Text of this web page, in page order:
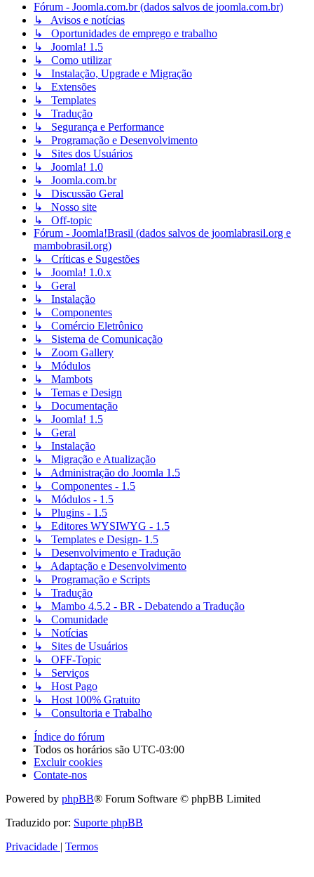
Fórum - Joomla.com.br (dados salvos de joomla.com.br)
↳ Avisos e notícias
↳ Oportunidades de emprego e trabalho
↳ Joomla! 1.5
↳ Como utilizar
↳ Instalação, Upgrade e Migração
↳ Extensões
↳ Templates
↳ Tradução
↳ Segurança e Performance
↳ Programação e Desenvolvimento
↳ Sites dos Usuários
↳ Joomla! 1.0
↳ Joomla.com.br
↳ Discussão Geral
↳ Nosso site
↳ Off-topic
Fórum - Joomla!Brasil (dados salvos de joomlabrasil.org e
mambobrasil.org)
↳ Críticas e Sugestões
↳ Joomla! 1.0.x
↳ Geral
↳ Instalação
↳ Componentes
↳ Comércio Eletrônico
↳ Sistema de Comunicação
↳ Zoom Gallery
↳ Módulos
↳ Mambots
↳ Temas e Design
↳ Documentação
↳ Joomla! 1.5
↳ Geral
↳ Instalação
↳ Migração e Atualização
↳ Administração do Joomla 1.5
↳ Componentes - 1.5
↳ Módulos - 1.5
↳ Plugins - 1.5
↳ Editores WYSIWYG - 1.5
↳ Templates e Design- 1.5
↳ Desenvolvimento e Tradução
↳ Adaptação e Desenvolvimento
↳ Programação e Scripts
↳ Tradução
↳ Mambo 4.5.2 - BR - Debatendo a Tradução
↳ Comunidade
↳ Notícias
↳ Sites de Usuários
↳ OFF-Topic
↳ Serviços
↳ Host Pago
↳ Host 100% Gratuito
↳ Consultoria e Trabalho
Índice do fórum
Todos os horários são UTC-03:00
Excluir cookies
Contate-nos
Powered by phpBB® Forum Software © phpBB Limited
Traduzido por: Suporte phpBB
Privacidade
Termos